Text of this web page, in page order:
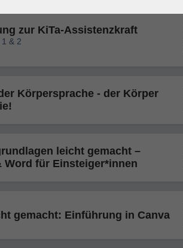
zur KiTa-Assistenzkraft
& 2
Körpersprache - der Körper
leicht gemacht –
Word für Einsteiger*innen
gemacht: Einführung in Canva